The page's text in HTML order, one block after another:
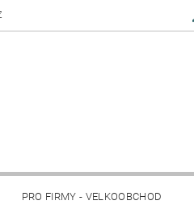
PRO FIRMY - VELKOOBCHOD